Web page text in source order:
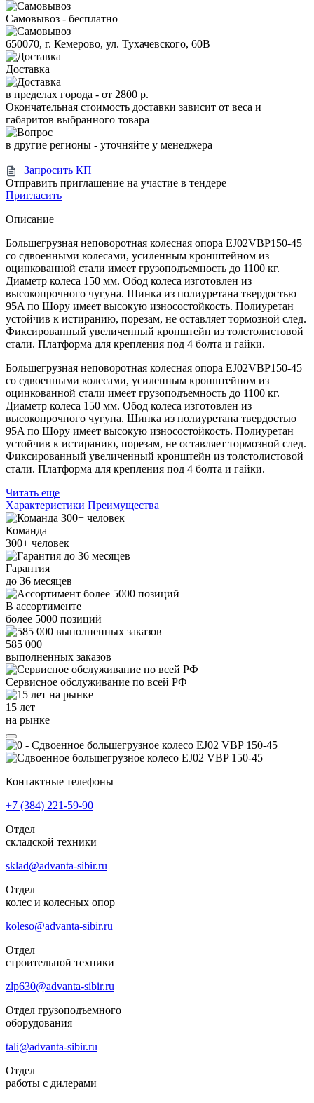
Самовывоз - бесплатно
650070, г. Кемерово, ул. Тухачевского, 60В
Доставка
в пределах города - от 2800 р.
Окончательная стоимость доставки зависит от веса и
габаритов выбранного товара
в другие регионы - уточняйте у менеджера
Запросить КП
Отправить приглашение на участие в тендере
Пригласить
Описание
Большегрузная неповоротная колесная опора EJ02VBP150-45
со сдвоенными колесами, усиленным кронштейном из
оцинкованной стали имеет грузоподъемность до 1100 кг.
Диаметр колеса 150 мм. Обод колеса изготовлен из
высокопрочного чугуна. Шинка из полиуретана твердостью
95A по Шору имеет высокую износостойкость. Полиуретан
устойчив к истиранию, порезам, не оставляет тормозной след.
Фиксированный увеличенный кронштейн из толстолистовой
стали. Платформа для крепления под 4 болта и гайки.
Большегрузная неповоротная колесная опора EJ02VBP150-45
со сдвоенными колесами, усиленным кронштейном из
оцинкованной стали имеет грузоподъемность до 1100 кг.
Диаметр колеса 150 мм. Обод колеса изготовлен из
высокопрочного чугуна. Шинка из полиуретана твердостью
95A по Шору имеет высокую износостойкость. Полиуретан
устойчив к истиранию, порезам, не оставляет тормозной след.
Фиксированный увеличенный кронштейн из толстолистовой
стали. Платформа для крепления под 4 болта и гайки.
Читать еще
Характеристики Преимущества
Команда
300+ человек
Гарантия
до 36 месяцев
В ассортименте
более 5000 позиций
585 000
выполненных заказов
Сервисное обслуживание по всей РФ
15 лет
на рынке
Контактные телефоны
+7 (384) 221-59-90
Отдел
складской техники
sklad@advanta-sibir.ru
Отдел
колес и колесных опор
koleso@advanta-sibir.ru
Отдел
строительной техники
zlp630@advanta-sibir.ru
Отдел грузоподъемного
оборудования
tali@advanta-sibir.ru
Отдел
работы с дилерами